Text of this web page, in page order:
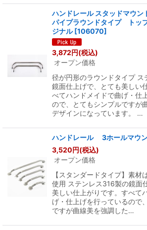
ハンドレール スタッドマウ
パイプラウンドタイプ トッ
ジナル [106070]
3,872円(税込)
オープン価格
径が円形のラウンドタイプ
鏡面仕上げで、とても美しい
べてハンドメイドで曲げ・仕
ので、とてもシンプルですが
デザインになっています。 …
ハンドレール 3ホールマウ
3,520円(税込)
オープン価格
【スタンダードタイプ】素材
使用 ステンレス316製の鏡面
美しい仕上がりです。すべて
げ・仕上げを行っているので
ですが曲線美を強調した…